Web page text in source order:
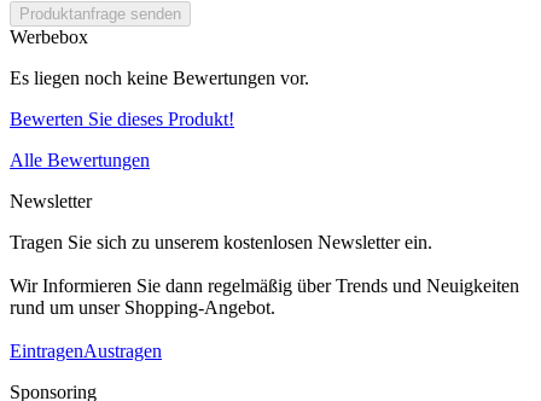
Produktanfrage senden
Werbebox
Es liegen noch keine Bewertungen vor.
Bewerten Sie dieses Produkt!
Alle Bewertungen
Newsletter
Tragen Sie sich zu unserem kostenlosen Newsletter ein.
Wir Informieren Sie dann regelmäßig über Trends und Neuigkeiten
rund um unser Shopping-Angebot.
EintragenAustragen
Sponsoring